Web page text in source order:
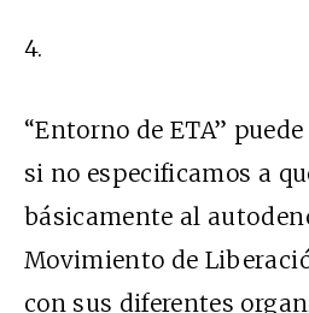
4.
“Entorno de ETA”
si no especificamos a
básicamente al
Movimiento de
con sus diferentes